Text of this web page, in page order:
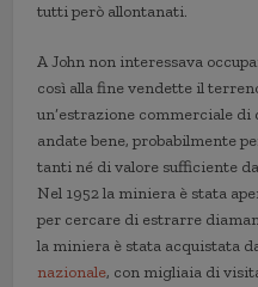
tutti però allontanati.
A John non interessava
così alla fine vendette il
un’estrazione commerciale di
andate bene, probabilmente
tanti né di valore sufficiente
Nel 1952 la miniera è stata
per cercare di estrarre
la miniera è stata acquistata
nazionale, con migliaia di